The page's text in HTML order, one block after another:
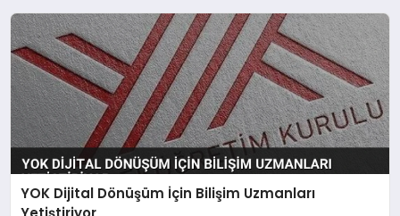
YOK Dijital Dönüşüm İçin Bilişim Uzmanları